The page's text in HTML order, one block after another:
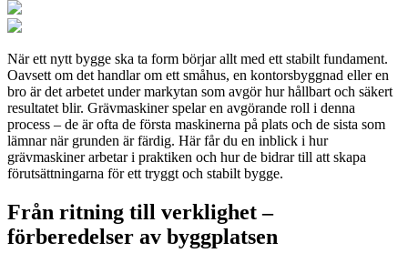
När ett nytt bygge ska ta form börjar allt med ett stabilt fundament.
Oavsett om det handlar om ett småhus, en kontorsbyggnad eller en
bro är det arbetet under markytan som avgör hur hållbart och säkert
resultatet blir. Grävmaskiner spelar en avgörande roll i denna
process – de är ofta de första maskinerna på plats och de sista som
lämnar när grunden är färdig. Här får du en inblick i hur
grävmaskiner arbetar i praktiken och hur de bidrar till att skapa
förutsättningarna för ett tryggt och stabilt bygge.
Från ritning till verklighet –
förberedelser av byggplatsen